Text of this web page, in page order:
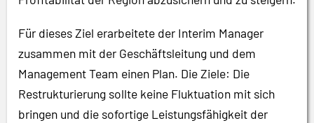
Für dieses Ziel erarbeitete der Interim Manager
zusammen mit der Geschäftsleitung und dem
Management Team einen Plan. Die Ziele: Die
Restrukturierung sollte keine Fluktuation mit sich
bringen und die sofortige Leistungsfähigkeit der